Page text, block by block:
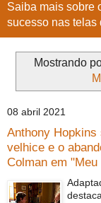
Saiba mais sobre
sucesso nas telas
Mostrando
08 abril 2021
Anthony
velhice e o
Colman em "Meu